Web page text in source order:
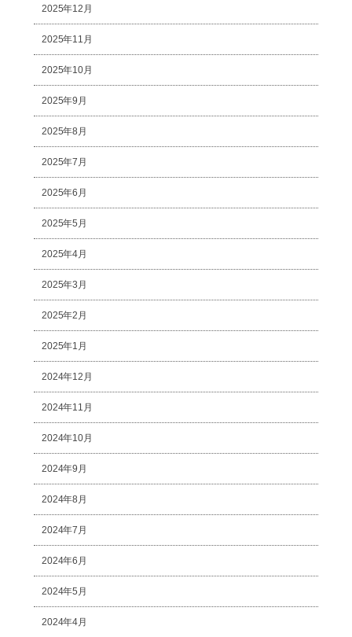
2025年12月
2025年11月
2025年10月
2025年9月
2025年8月
2025年7月
2025年6月
2025年5月
2025年4月
2025年3月
2025年2月
2025年1月
2024年12月
2024年11月
2024年10月
2024年9月
2024年8月
2024年7月
2024年6月
2024年5月
2024年4月